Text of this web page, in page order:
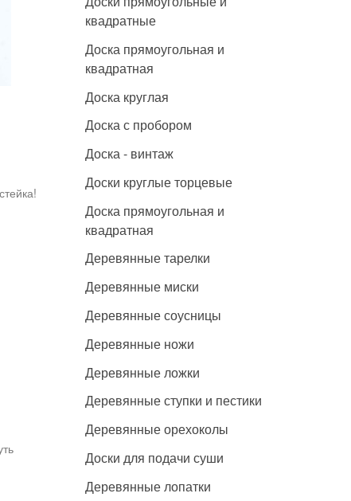
квадратные
Доска прямоугольная и
квадратная
Доска круглая
Доска с пробором
Доска - винтаж
Доски круглые торцевые
Доска прямоугольная и
квадратная
Деревянные тарелки
Деревянные миски
Деревянные соусницы
Деревянные ножи
Деревянные ложки
Деревянные ступки и пестики
Деревянные орехоколы
Доски для подачи суши
Деревянные лопатки